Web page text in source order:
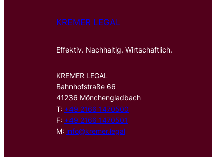
KREMER LEGAL
Effektiv. Nachhaltig. Wirtschaftlich.
KREMER LEGAL
Bahnhofstraße 66
41236 Mönchengladbach
T: +49 2166 1470500
F: +49 2166 1470501
M: info@kremer.legal